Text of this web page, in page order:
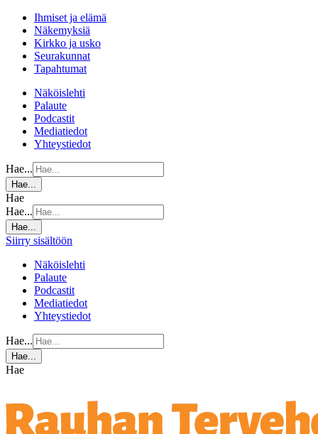
Ihmiset ja elämä
Näkemyksiä
Kirkko ja usko
Seurakunnat
Tapahtumat
Näköislehti
Palaute
Podcastit
Mediatiedot
Yhteystiedot
Hae...
Hae...
Hae
Hae...
Hae...
Siirry sisältöön
Näköislehti
Palaute
Podcastit
Mediatiedot
Yhteystiedot
Hae...
Hae...
Hae